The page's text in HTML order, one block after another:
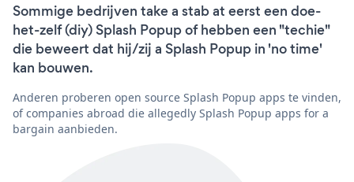
Sommige bedrijven take a stab at eerst een doe-
het-zelf (diy) Splash Popup of hebben een "techie"
die beweert dat hij/zij a Splash Popup in 'no time'
kan bouwen.
Anderen proberen open source Splash Popup apps te vinden,
of companies abroad die allegedly Splash Popup apps for a
bargain aanbieden.